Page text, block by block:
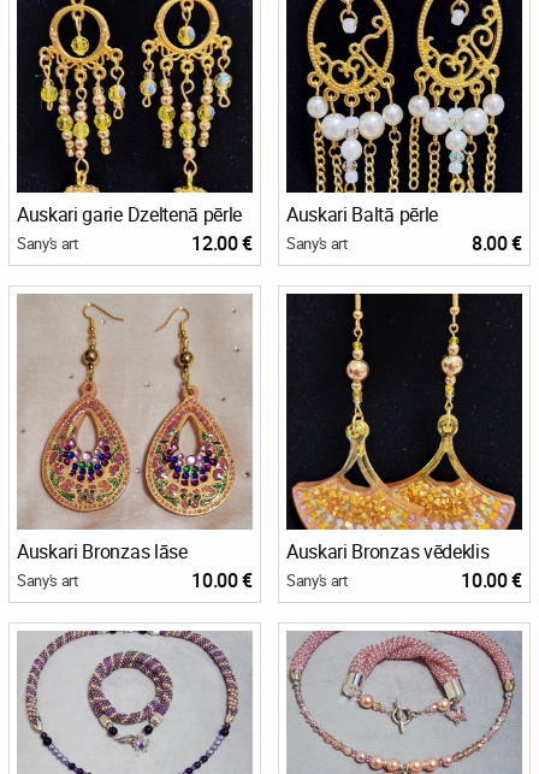
Auskari garie Dzeltenā pērle
Sany's art 12.00 €
Auskari Baltā pērle
Sany's art 8.00 €
Auskari Bronzas lāse
Sany's art 10.00 €
Auskari Bronzas vēdeklis
Sany's art 10.00 €